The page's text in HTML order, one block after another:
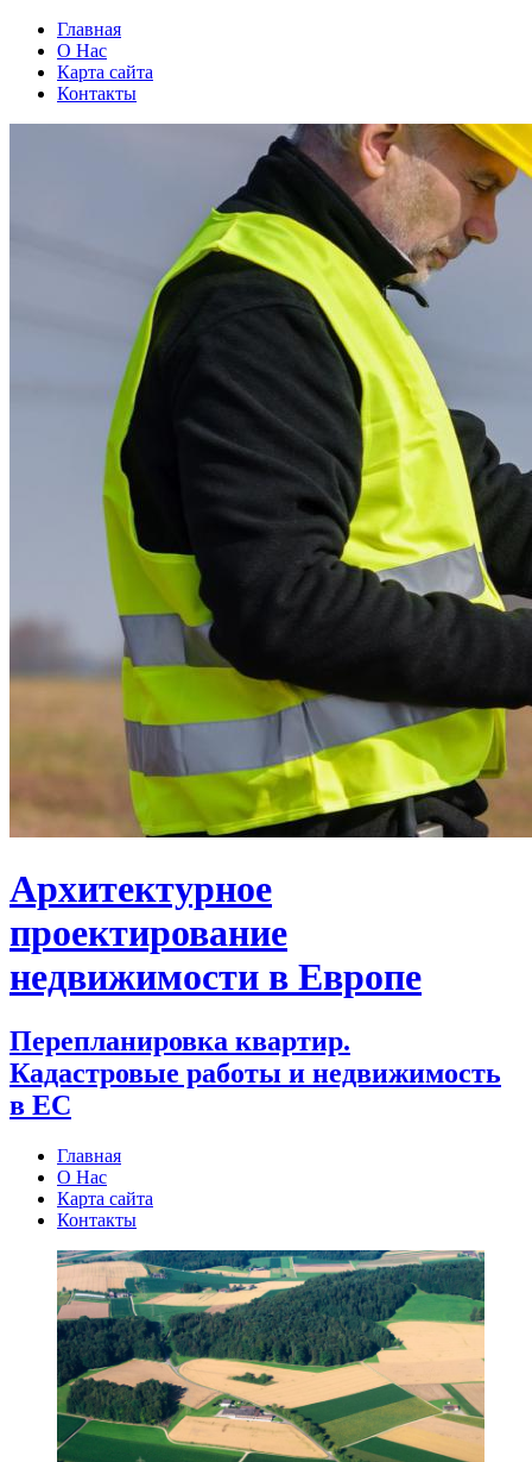
Главная
О Нас
Карта сайта
Контакты
Архитектурное
проектирование
недвижимости в Европе
Перепланировка квартир.
Кадастровые работы и недвижимость
в ЕС
Главная
О Нас
Карта сайта
Контакты